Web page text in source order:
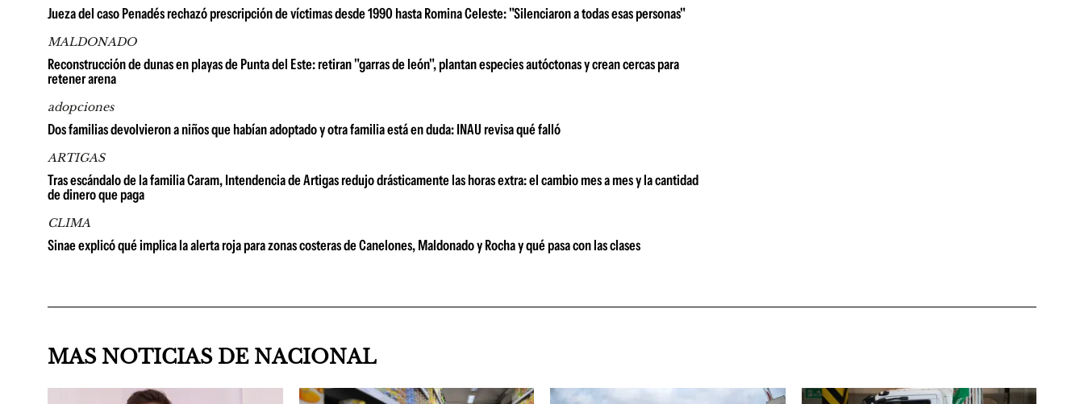
Jueza del caso Penadés rechazó prescripción de víctimas desde 1990 hasta Romina Celeste: "Silenciaron a todas esas personas"
MALDONADO
Reconstrucción de dunas en playas de Punta del Este: retiran "garras de león", plantan especies autóctonas y crean cercas para
retener arena
adopciones
Dos familias devolvieron a niños que habían adoptado y otra familia está en duda: INAU revisa qué falló
ARTIGAS
Tras escándalo de la familia Caram, Intendencia de Artigas redujo drásticamente las horas extra: el cambio mes a mes y la cantidad
de dinero que paga
CLIMA
Sinae explicó qué implica la alerta roja para zonas costeras de Canelones, Maldonado y Rocha y qué pasa con las clases
MAS NOTICIAS DE NACIONAL